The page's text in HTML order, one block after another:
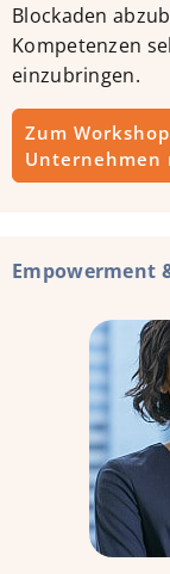
Blockaden
Kompetenzen
einzubringen.
Zum
Unternehmen
Empowerment